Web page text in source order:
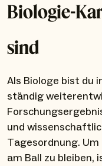
Biologie-
sind
Als Biologe bist du
ständig
und
Tagesordnung.
am Ball zu bleiben,